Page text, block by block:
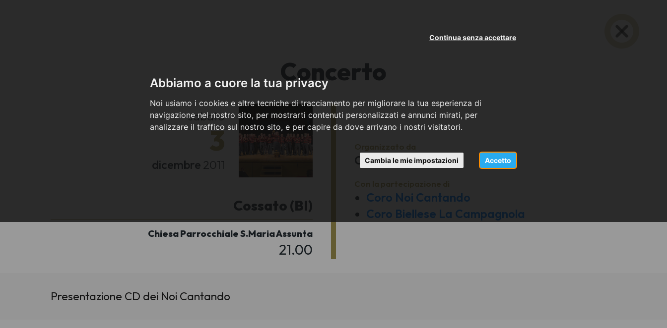
Abbiamo a cuore la tua privacy
Noi usiamo i cookies e altre tecniche di tracciamento per migliorare la tua esperienza di
navigazione nel nostro sito, per mostrarti contenuti personalizzati e annunci mirati, per
analizzare il traffico sul nostro sito, e per capire da dove arrivano i nostri visitatori.
Accetto
Continua senza accettare
Cambia le mie impostazioni
Concerto
sabato
3
dicembre 2011
Cossato (BI)
Chiesa Parrocchiale S.Maria Assunta
21.00
Coro Noi Cantando
Coro Noi Cantando
Coro Biellese La Campagnola
Presentazione CD dei Noi Cantando